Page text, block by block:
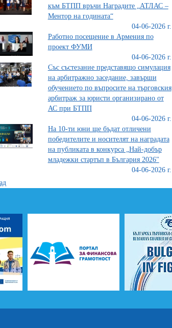
към БТПП връчи Наградите „АТЛАС –
Ментор на годината“
04-06-2026 г.
Работно посещение в Армения по
проект ФУМИ
04-06-2026 г.
Със състезание представящо симулация
на арбитражно заседание, завърши
обучението по въпросите на търговския
арбитраж за юристи организирано от
АС при БТПП
04-06-2026 г.
На 10-ти юни ще бъдат отличени
победителите и носителят на наградата
на публиката в конкурса „Най-добър
младежки стартъп в България 2026"
04-06-2026 г.